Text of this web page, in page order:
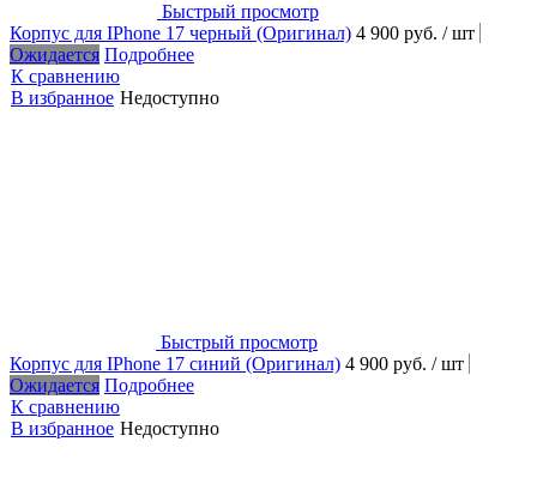
Быстрый просмотр
Корпус для IPhone 17 черный (Оригинал) 4 900 руб. / шт
Ожидается Подробнее
К сравнению
В избранное Недоступно
Быстрый просмотр
Корпус для IPhone 17 синий (Оригинал) 4 900 руб. / шт
Ожидается Подробнее
К сравнению
В избранное Недоступно